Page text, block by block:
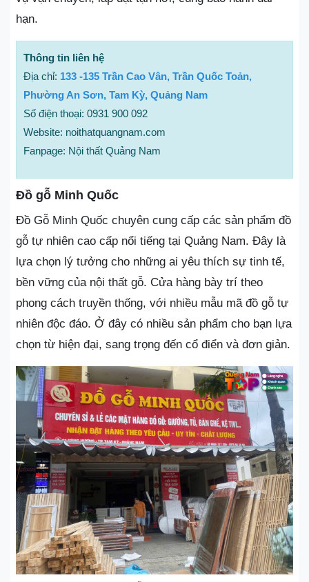
hạn.
Thông tin liên hệ
Địa chỉ: 133 -135 Trần Cao Vân, Trần Quốc Toản,
Phường An Sơn, Tam Kỳ, Quảng Nam
Số điện thoại: 0931 900 092
Website: noithatquangnam.com
Fanpage: Nội thất Quảng Nam
Đồ gỗ Minh Quốc
Đồ Gỗ Minh Quốc chuyên cung cấp các sản phẩm đồ
gỗ tự nhiên cao cấp nổi tiếng tại Quảng Nam. Đây là
lựa chọn lý tưởng cho những ai yêu thích sự tinh tế,
bền vững của nội thất gỗ. Cửa hàng bày trí theo
phong cách truyền thống, với nhiều mẫu mã đồ gỗ tự
nhiên độc đáo. Ở đây có nhiều sản phẩm cho bạn lựa
chọn từ hiện đại, sang trọng đến cổ điển và đơn giản.